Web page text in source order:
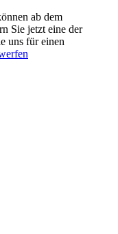
ab dem
Sie jetzt eine der
uns für einen